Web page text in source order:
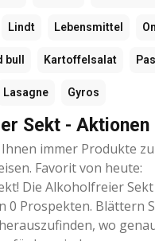
Lindt Lebensmittel
bull Kartoffelsalat
Lasagne Gyros
Sekt - Aktionen
immer Produkte
Favorit von heute:
Die Alkoholfreier
0 Prospekten. Blättern
wo